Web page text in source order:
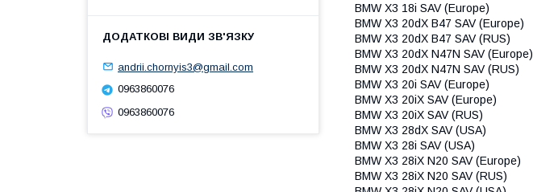
BMW X3 18i SAV (Europe)
BMW X3 20dX B47 SAV (Europe)
BMW X3 20dX B47 SAV (RUS)
BMW X3 20dX N47N SAV (Europe)
BMW X3 20dX N47N SAV (RUS)
BMW X3 20i SAV (Europe)
BMW X3 20iX SAV (Europe)
BMW X3 20iX SAV (RUS)
BMW X3 28dX SAV (USA)
BMW X3 28i SAV (USA)
BMW X3 28iX N20 SAV (Europe)
BMW X3 28iX N20 SAV (RUS)
andrii.chornyis3@gmail.com
0963860076
0963860076